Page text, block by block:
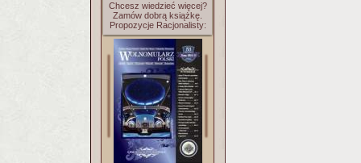
Chcesz wiedzieć więcej?
Zamów dobrą książkę.
Propozycje Racjonalisty: